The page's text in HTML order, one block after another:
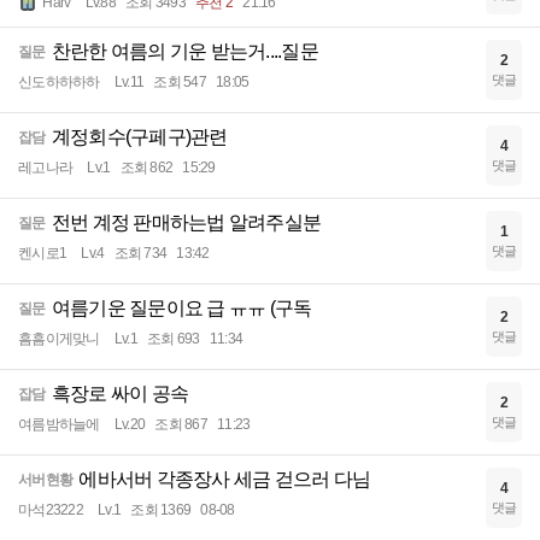
질문 찬란한 여름의 기운 받는거....질문
신도하하하하 Lv.11 조회 547 18:05
2
댓글
잡담 계정회수(구페구)관련
레고나라 Lv.1 조회 862 15:29
4
댓글
질문 전번 계정 판매하는법 알려주실분
켄시로1 Lv.4 조회 734 13:42
1
댓글
질문 여름기운 질문이요 급 ㅠㅠ (구독
흠흠이게맞니 Lv.1 조회 693 11:34
2
댓글
잡담 흑장로 싸이 공속
여름밤하늘에 Lv.20 조회 867 11:23
2
댓글
서버현황 에바서버 각종장사 세금 걷으러 다님
마석23222 Lv.1 조회 1369 08-08
4
댓글